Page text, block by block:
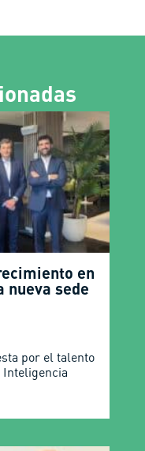
en
nueva sede
por el talento
Inteligencia